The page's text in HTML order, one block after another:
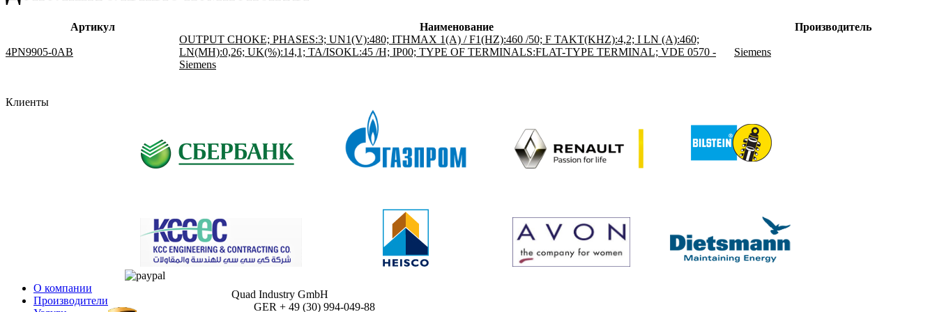
Артикул Наименование Производитель
4PN9905-0AB
OUTPUT CHOKE; PHASES:3; UN1(V):480; ITHMAX 1(A) / F1(HZ):460 /50; F TAKT(KHZ):4,2; I LN (A):460;
LN(MH):0,26; UK(%):14,1; TA/ISOKL:45 /H; IP00; TYPE OF TERMINALS:FLAT-TYPE TERMINAL; VDE 0570 -
Siemens
Siemens
Клиенты
О компании
Производители
Quad Industry GmbH
GER + 49 (30) 994-049-88